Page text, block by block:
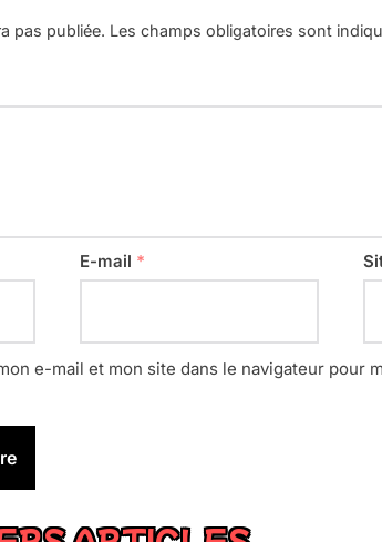
pas publiée. Les champs obligatoires sont
E-mail *
e-mail et mon site dans le navigateur pour